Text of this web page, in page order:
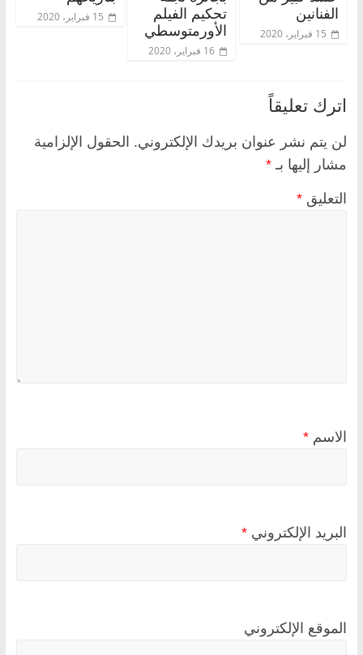
الفنانين
15 فبراير، 2020
تحكيم الفيلم
الأورمتوسطي
16 فبراير، 2020
15 فبراير، 2020
اترك تعليقاً
لن يتم نشر عنوان بريدك الإلكتروني. الحقول الإلزامية
مشار إليها بـ *
التعليق *
الاسم *
البريد الإلكتروني *
الموقع الإلكتروني